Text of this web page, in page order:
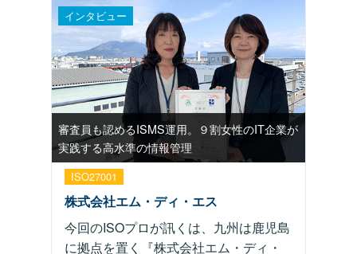
インタビュー
審査員も認めるISMS運用。９割女性のIT企業が
実践する高水準の情報管理
ISO27001
株式会社エム・ディ・エス
今回のISOプロが訊くは、九州は鹿児島
に拠点を置く『株式会社エム・ディ・